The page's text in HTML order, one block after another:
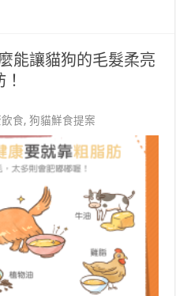
能讓貓狗的毛髮柔亮
食,狗貓鮮食提案